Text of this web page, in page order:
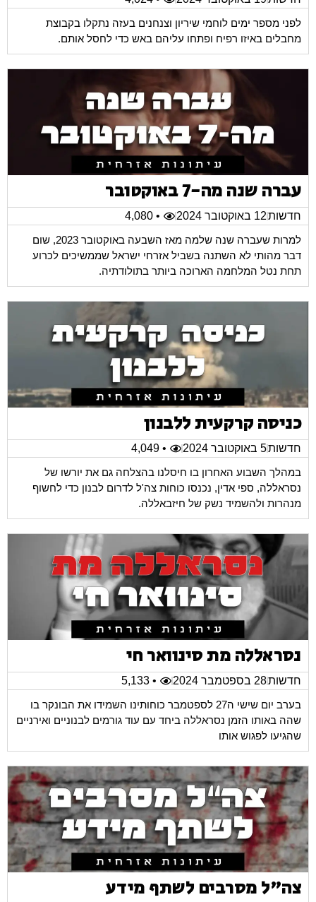
לפני מספר ימים לוחמי שיריון וצנחנים בעזה נתקלו בקבוצת
מחבלים באיזו רפיח ופתחו עליהם באש כדי לחסל אותם.
עברה שנה מה-7 באוקטובר
חדשות12 באוקטובר 2024
• 4,080
למרות שעברה שנה שלמה מאז השבעה באוקטובר 2023, שום
דבר מהותי לא השתנה בשביל אזרחי ישראל שממשיכים לכרוע
תחת נטל המלחמה הארוכה ביותר בתולודתיה.
כניסה קרקעית ללבנון
חדשות5 באוקטובר 2024
• 4,049
במהלך השבוע האחרון בו חיסלנו בהצלחה גם את יורשו של
נסראללה, ספי אדין, נכנסו כוחות צה'ל לדרום לבנון כדי לחשוף
מנהרות ולהשמיד נשק של חיזבאללה.
נסראללה מת סינוואר חי
חדשות28 בספטמבר 2024
• 5,133
בערב יום שישי ה27 לספטמבר כוחותינו השמידו את הבונקר בו
שהה באותו הזמן נסראללה ביחד עם עוד גורמים לבנוניים ואירניים
שהגיעו לפגוש אותו
צה"ל מסרבים לשתף מידע